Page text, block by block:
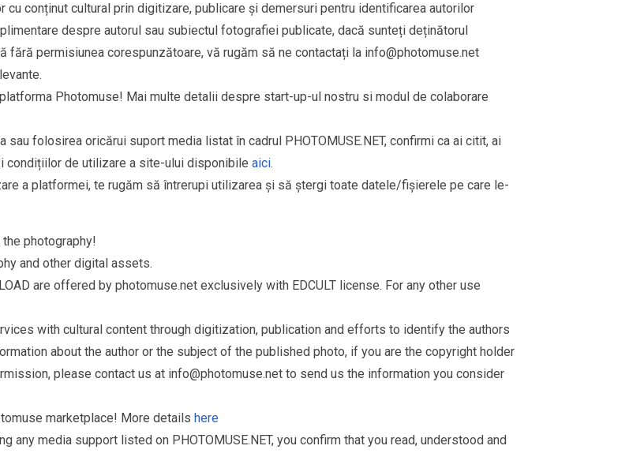
conținut cultural prin digitizare, publicare și demersuri pentru identificarea autorilor
despre autorul sau subiectul fotografiei publicate, dacă sunteți deținătorul
permisiunea corespunzătoare, vă rugăm să ne contactați la info@photomuse.net
Photomuse! Mai multe detalii despre start-up-ul nostru si modul de colaborare
folosirea oricărui suport media listat în cadrul PHOTOMUSE.NET, confirmi ca ai citit, ai
condițiilor de utilizare a site-ului disponibile aici.
a platformei, te rugăm să întrerupi utilizarea și să ștergi toate datele/fișierele pe care le-
photography!
and other digital assets.
are offered by photomuse.net exclusively with EDCULT license. For any other use
with cultural content through digitization, publication and efforts to identify the authors
about the author or the subject of the published photo, if you are the copyright holder
please contact us at info@photomuse.net to send us the information you consider
marketplace! More details here
any media support listed on PHOTOMUSE.NET, you confirm that you read, understood and